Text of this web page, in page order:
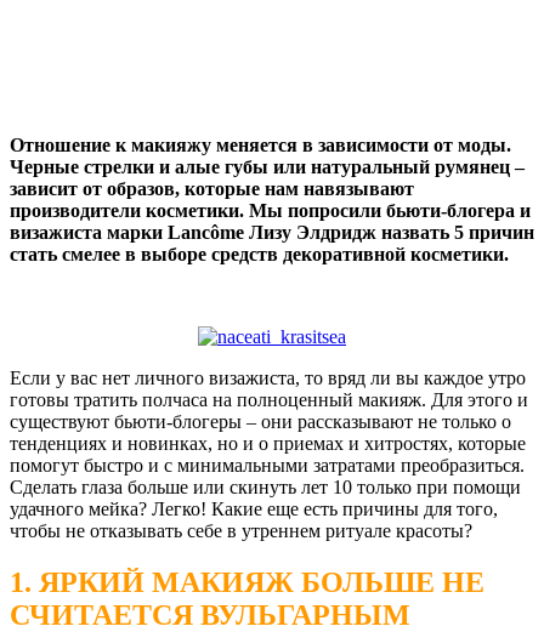
Отношение к макияжу меняется в зависимости от моды.
Черные стрелки и алые губы или натуральный румянец –
зависит от образов, которые нам навязывают
производители косметики. Мы попросили бьюти-блогера и
визажиста марки Lancôme Лизу Элдридж назвать 5 причин
стать смелее в выборе средств декоративной косметики.
Если у вас нет личного визажиста, то вряд ли вы каждое утро
готовы тратить полчаса на полноценный макияж. Для этого и
существуют бьюти-блогеры – они рассказывают не только о
тенденциях и новинках, но и о приемах и хитростях, которые
помогут быстро и с минимальными затратами преобразиться.
Сделать глаза больше или скинуть лет 10 только при помощи
удачного мейка? Легко! Какие еще есть причины для того,
чтобы не отказывать себе в утреннем ритуале красоты?
1. ЯРКИЙ МАКИЯЖ БОЛЬШЕ НЕ
СЧИТАЕТСЯ ВУЛЬГАРНЫМ